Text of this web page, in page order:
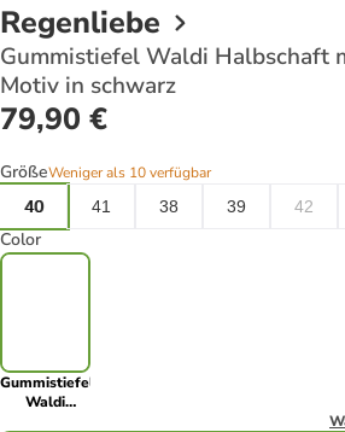
Regenliebe
Gummistiefel Waldi Halbschaft
Motiv in schwarz
79,90 €
GrößeWeniger als 10 verfügbar
40
41 38 39 42
Color
Gummistiefel
Waldi